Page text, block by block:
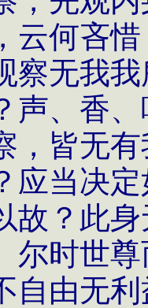
云何吝
察无我
声、香
，皆无
应当决
故？此
尔时世
自由无